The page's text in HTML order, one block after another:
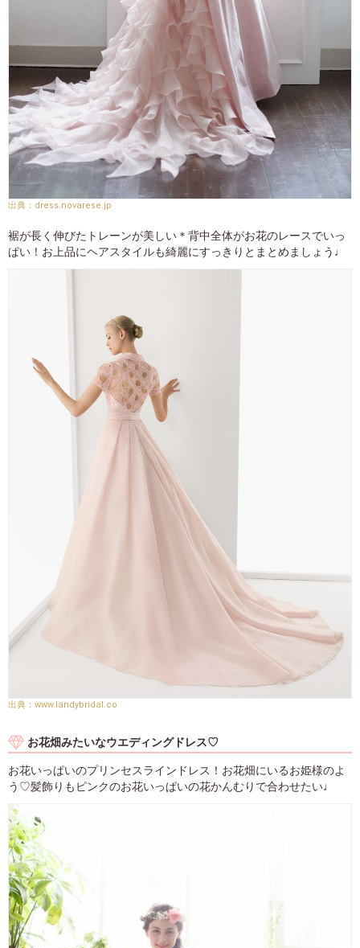
dress.novarese.jp
裾が長く伸びたトレーンが美しい＊背中全体がお花のレースでいっ
ぱい！お上品にヘアスタイルも綺麗にすっきりとまとめましょう♩
www.landybridal.co
お花畑みたいなウエディングドレス♡
お花いっぱいのプリンセスラインドレス！お花畑にいるお姫様のよ
う♡髪飾りもピンクのお花いっぱいの花かんむりで合わせたい♩